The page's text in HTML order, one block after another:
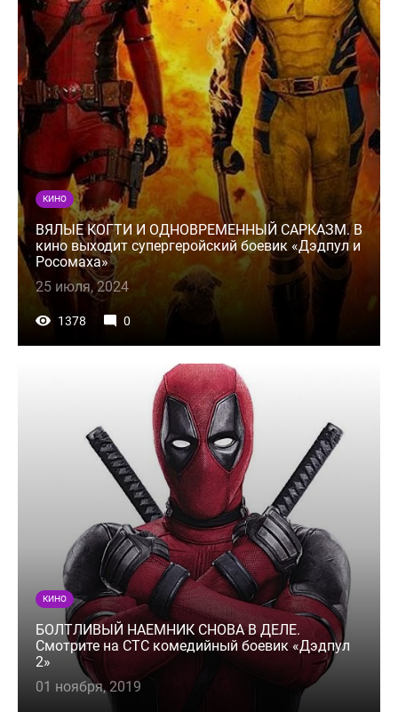
КИНО
ВЯЛЫЕ КОГТИ И ОДНОВРЕМЕННЫЙ САРКАЗМ. В
кино выходит супергеройский боевик «Дэдпул и
Росомаха»
25 июля, 2024
1378 0
КИНО
БОЛТЛИВЫЙ НАЕМНИК СНОВА В ДЕЛЕ.
Смотрите на СТС комедийный боевик «Дэдпул
2»
01 ноября, 2019